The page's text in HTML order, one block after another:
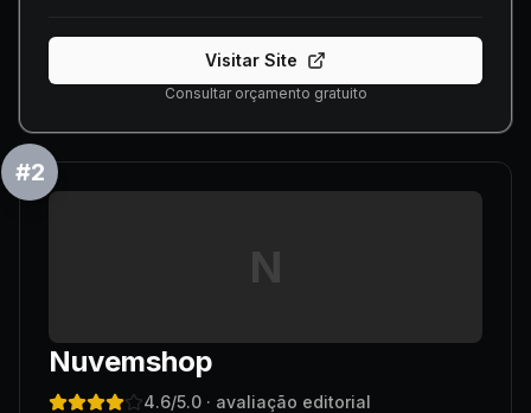
Visitar Site
Consultar orçamento gratuito
#2
N
Nuvemshop
4.6/5.0 · avaliação editorial